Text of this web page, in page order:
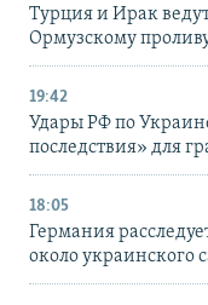
Турция и Ирак
Ормузскому
19:42
Удары РФ по
последствия» для
18:05
Германия
около украинского